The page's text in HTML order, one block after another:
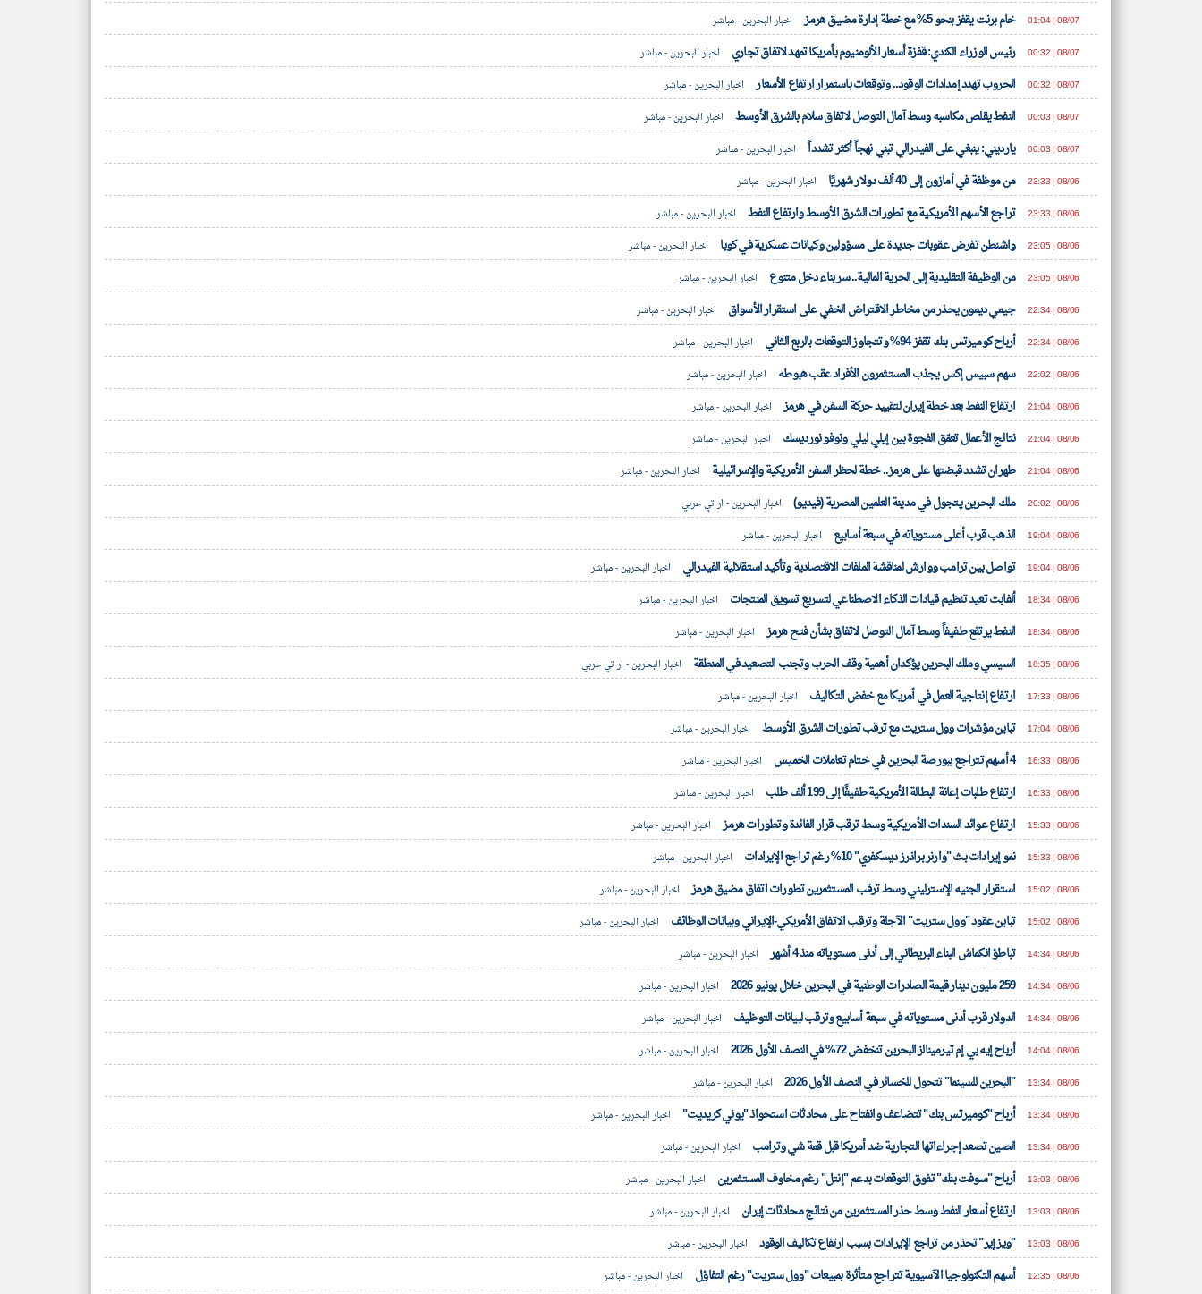
08/07 | 01:04
خام برنت يقفز بنحو 5% مع خطة إدارة مضيق هرمز
اخبار البحرين - مباشر
08/07 | 00:32
رئيس الوزراء الكندي: قفزة أسعار الألومنيوم بأمريكا تمهد لاتفاق تجاري
اخبار البحرين - مباشر
08/07 | 00:32
الحروب تهدد إمدادات الوقود.. وتوقعات باستمرار ارتفاع الأسعار
اخبار البحرين - مباشر
08/07 | 00:03
النفط يقلص مكاسبه وسط آمال التوصل لاتفاق سلام بالشرق الأوسط
اخبار البحرين - مباشر
08/07 | 00:03
يارديني: ينبغي على الفيدرالي تبني نهجاً أكثر تشدداً
اخبار البحرين - مباشر
08/06 | 23:33
من موظفة في أمازون إلى 40 ألف دولار شهريًا
اخبار البحرين - مباشر
08/06 | 23:33
تراجع الأسهم الأمريكية مع تطورات الشرق الأوسط وارتفاع النفط
اخبار البحرين - مباشر
08/06 | 23:05
واشنطن تفرض عقوبات جديدة على مسؤولين وكيانات عسكرية في كوبا
اخبار البحرين - مباشر
08/06 | 23:05
من الوظيفة التقليدية إلى الحرية المالية.. سر بناء دخل متنوع
اخبار البحرين - مباشر
08/06 | 22:34
جيمي ديمون يحذر من مخاطر الاقتراض الخفي على استقرار الأسواق
اخبار البحرين - مباشر
08/06 | 22:34
أرباح كوميرتس بنك تقفز 94% وتتجاوز التوقعات بالربع الثاني
اخبار البحرين - مباشر
08/06 | 22:02
سهم سبيس إكس يجذب المستثمرون الأفراد عقب هبوطه
اخبار البحرين - مباشر
08/06 | 21:04
ارتفاع النفط بعد خطة إيران لتقييد حركة السفن في هرمز
اخبار البحرين - مباشر
08/06 | 21:04
نتائج الأعمال تعمّق الفجوة بين إيلي ليلي ونوفو نورديسك
اخبار البحرين - مباشر
08/06 | 21:04
طهران تشدد قبضتها على هرمز.. خطة لحظر السفن الأمريكية والإسرائيلية
اخبار البحرين - مباشر
08/06 | 20:02
ملك البحرين يتجول في مدينة العلمين المصرية (فيديو)
اخبار البحرين - ار تي عربي
08/06 | 19:04
الذهب قرب أعلى مستوياته في سبعة أسابيع
اخبار البحرين - مباشر
08/06 | 19:04
تواصل بين ترامب ووارش لمناقشة الملفات الاقتصادية وتأكيد استقلالية الفيدرالي
اخبار البحرين - مباشر
08/06 | 18:34
ألفابت تعيد تنظيم قيادات الذكاء الاصطناعي لتسريع تسويق المنتجات
اخبار البحرين - مباشر
08/06 | 18:34
النفط يرتفع طفيفاً وسط آمال التوصل لاتفاق بشأن فتح هرمز
اخبار البحرين - مباشر
08/06 | 18:35
السيسي وملك البحرين يؤكدان أهمية وقف الحرب وتجنب التصعيد في المنطقة
اخبار البحرين - ار تي عربي
08/06 | 17:33
ارتفاع إنتاجية العمل في أمريكا مع خفض التكاليف
اخبار البحرين - مباشر
08/06 | 17:04
تباين مؤشرات وول ستريت مع ترقب تطورات الشرق الأوسط
اخبار البحرين - مباشر
08/06 | 16:33
4 أسهم تتراجع ببورصة البحرين في ختام تعاملات الخميس
اخبار البحرين - مباشر
08/06 | 16:33
ارتفاع طلبات إعانة البطالة الأمريكية طفيفًا إلى 199 ألف طلب
اخبار البحرين - مباشر
08/06 | 15:33
ارتفاع عوائد السندات الأمريكية وسط ترقب قرار الفائدة وتطورات هرمز
اخبار البحرين - مباشر
08/06 | 15:33
نمو إيرادات بث "وارنر براذرز ديسكفري" 10% رغم تراجع الإيرادات
اخبار البحرين - مباشر
08/06 | 15:02
استقرار الجنيه الإسترليني وسط ترقب المستثمرين تطورات اتفاق مضيق هرمز
اخبار البحرين - مباشر
08/06 | 15:02
تباين عقود "وول ستريت" الآجلة وترقب الاتفاق الأمريكي-الإيراني وبيانات الوظائف
اخبار البحرين - مباشر
08/06 | 14:34
تباطؤ انكماش البناء البريطاني إلى أدنى مستوياته منذ 4 أشهر
اخبار البحرين - مباشر
08/06 | 14:34
259 مليون دينار قيمة الصادرات الوطنية في البحرين خلال يونيو 2026
اخبار البحرين - مباشر
08/06 | 14:34
الدولار قرب أدنى مستوياته في سبعة أسابيع وترقب لبيانات التوظيف
اخبار البحرين - مباشر
08/06 | 14:04
أرباح إيه بي إم تيرمينالز البحرين تنخفض 72% في النصف الأول 2026
اخبار البحرين - مباشر
08/06 | 13:34
"البحرين للسينما" تتحول للخسائر في النصف الأول 2026
اخبار البحرين - مباشر
08/06 | 13:34
أرباح "كوميرتس بنك" تتضاعف وانفتاح على محادثات استحواذ "يوني كريديت"
اخبار البحرين - مباشر
08/06 | 13:34
الصين تصعد إجراءاتها التجارية ضد أمريكا قبل قمة شي وترامب
اخبار البحرين - مباشر
08/06 | 13:03
أرباح "سوفت بنك" تفوق التوقعات بدعم "إنتل" رغم مخاوف المستثمرين
اخبار البحرين - مباشر
08/06 | 13:03
ارتفاع أسعار النفط وسط حذر المستثمرين من نتائج محادثات إيران
اخبار البحرين - مباشر
08/06 | 13:03
"ويز إير" تحذر من تراجع الإيرادات بسبب ارتفاع تكاليف الوقود
اخبار البحرين - مباشر
08/06 | 12:35
أسهم التكنولوجيا الآسيوية تتراجع متأثرة بمبيعات "وول ستريت" رغم التفاؤل اخبار البحرين - مباشر